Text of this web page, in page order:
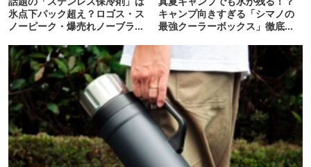
氷点下パック超え？ロゴス・ス
ノーピーク・爆売れノーブラン
キャンプ向きすぎる「シマノの
最強クーラーボックス」徹底解